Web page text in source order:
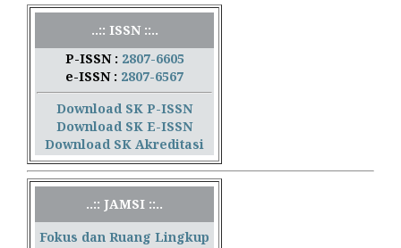
..:: ISSN ::..
P-ISSN : 2807-6605
e-ISSN : 2807-6567
Download SK P-ISSN
Download SK E-ISSN
Download SK Akreditasi
..:: JAMSI ::..
Fokus dan Ruang Lingkup